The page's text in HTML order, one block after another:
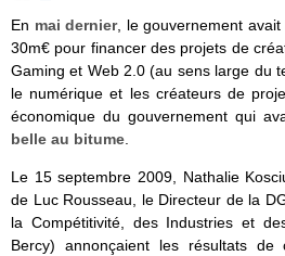
En mai dernier, le gouvernement
30m€ pour financer des projets de
Gaming et Web 2.0 (au sens large du
le numérique et les créateurs de
économique du gouvernement qui
belle au bitume
Le 15 septembre 2009, Nathalie
de Luc Rousseau, le Directeur de la
la Compétitivité, des Industries et
Bercy) annonçaient les résultats